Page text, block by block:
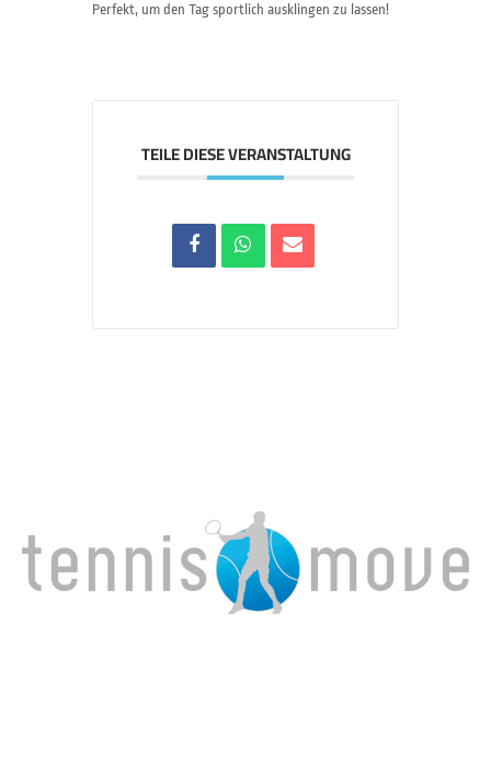
Perfekt, um den Tag sportlich ausklingen zu lassen!
TEILE DIESE VERANSTALTUNG